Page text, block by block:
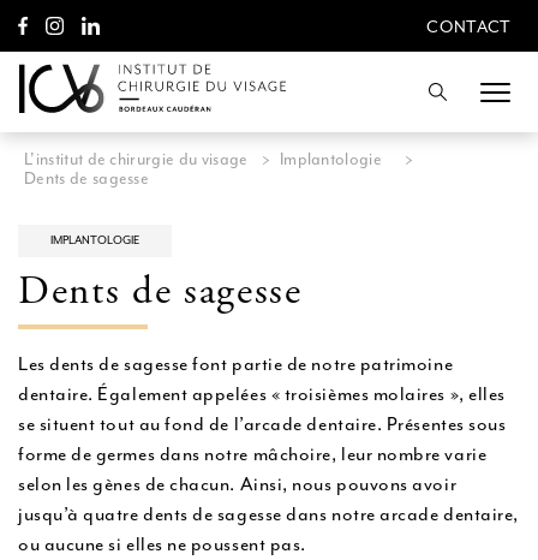
l
CONTACT
CONTACT
Recherche
L'institut de chirurgie du visage > Implantologie
>
Dents de sagesse
IMPLANTOLOGIE
Dents de sagesse
Les dents de sagesse font partie de notre patrimoine
dentaire. Également appelées « troisièmes molaires », elles
se situent tout au fond de l’arcade dentaire. Présentes sous
forme de germes dans notre mâchoire, leur nombre varie
selon les gènes de chacun. Ainsi, nous pouvons avoir
jusqu’à quatre dents de sagesse dans notre arcade dentaire,
ou aucune si elles ne poussent pas.